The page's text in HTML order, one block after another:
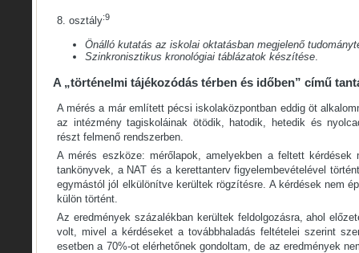
8. osztály:9
Önálló kutatás az iskolai oktatásban megjelenő
Szinkronisztikus kronológiai táblázatok készítése.
A „történelmi tájékozódás térben és időben” című
A mérés a már említett pécsi iskolaközpontban eddig öt
az intézmény tagiskoláinak ötödik, hatodik, hetedik és
részt felmenő rendszerben.
A mérés eszköze: mérőlapok, amelyekben a feltett kérdések
tankönyvek, a NAT és a kerettanterv figyelembevételével
egymástól jól elkülönítve kerültek rögzítésre. A kérdések nem
külön történt.
Az eredmények százalékban kerültek feldolgozásra, ahol
volt, mivel a kérdéseket a továbbhaladás feltételei szerint
esetben a 70%-ot elérhetőnek gondoltam, de az eredmények